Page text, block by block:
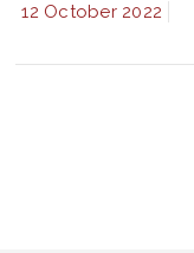
12 October 2022